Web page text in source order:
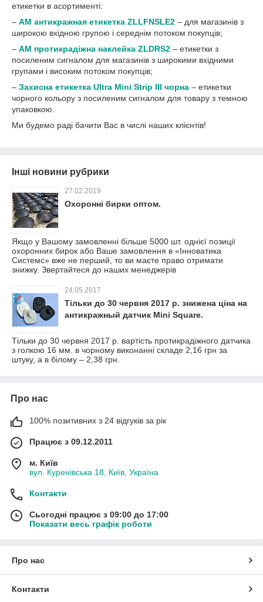
етикетки в асортименті:
– АМ антикражная етикетка ZLLFNSLE2 – для магазинів з
широкою вхідною групою і середнім потоком покупців;
– АМ протикрадіжна наклейка ZLDRS2 – етикетки з
посиленим сигналом для магазинів з широкими вхідними
групами і високим потоком покупців;
– Захисна етикетка Ultra Mini Strip III чорна – етикетки
чорного кольору з посиленим сигналом для товару з темною
упаковкою.
Ми будемо раді бачити Вас в числі наших клієнтів!
Інші новини рубрики
27.02.2019
Охоронні бирки оптом.
Якщо у Вашому замовленні більше 5000 шт. однієї позиції
охоронних бирок або Ваше замовлення в «Інноватика
Системс» вже не перший, то ви маєте право отримати
знижку. Звертайтеся до наших менеджерів
24.05.2017
Тільки до 30 червня 2017 р. знижена ціна на
антикражный датчик Mini Square.
Тільки до 30 червня 2017 р. вартість протикрадіжного датчика
з голкою 16 мм. в чорному виконанні складе 2,16 грн за
штуку, а в білому – 2,38 грн.
Про нас
100% позитивних з 24 відгуків за рік
Працює з 09.12.2011
м. Київ
вул. Куренівська 18, Київ, Україна
Контакти
Сьогодні працює з 09:00 до 17:00
Показати весь графік роботи
Про нас
Контакти